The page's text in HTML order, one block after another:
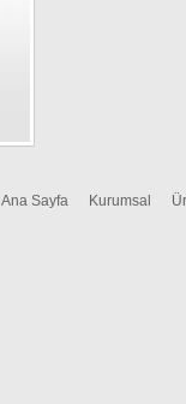
Ana Sayfa Kurumsal